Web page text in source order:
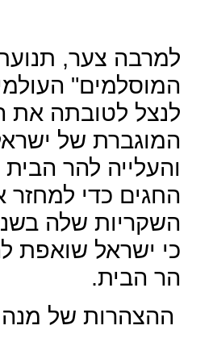
למרבה צער,
המוסלמים"
לנצל לטובתה את
המוגברת של
והעלייה להר
החגים כדי
השקריות שלה
כי ישראל שואפת
הר הבית.
ההצהרות של